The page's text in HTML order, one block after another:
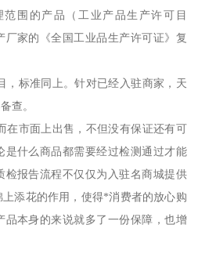
围的产品（工业产品生产许可目
家的《全国工业品生产许可证》复
标准同上。针对已经入驻商家，天
查。
市面上出售，不但没有保证还有可
是什么商品都需要经过检测通过才能
检报告流程不仅仅为入驻名商城提供
添花的作用，使得*消费者的放心购
品本身的来说就多了一份保障，也增